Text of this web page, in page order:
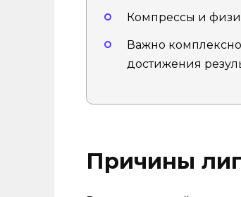
Компрессы и
Важно
достижения
Причины